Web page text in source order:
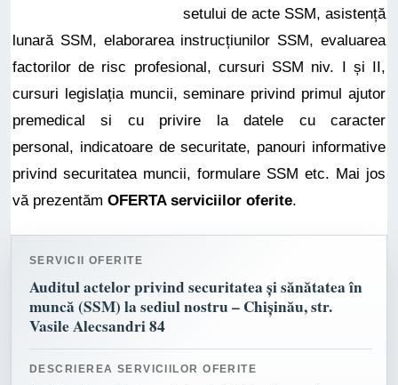
setului de acte SSM, asistență
lunară SSM, elaborarea instrucțiunilor SSM, evaluarea
factorilor de risc profesional, cursuri SSM niv. I și II,
cursuri legislația muncii, seminare privind primul ajutor
premedical si cu privire la datele cu caracter
personal, indicatoare de securitate, panouri informative
privind securitatea muncii, formulare SSM etc. Mai jos
vă prezentăm OFERTA serviciilor oferite.
SERVICII OFERITE
Auditul actelor privind securitatea și sănătatea în
muncă (SSM) la sediul nostru – Chișinău, str.
Vasile Alecsandri 84
DESCRIEREA SERVICIILOR OFERITE